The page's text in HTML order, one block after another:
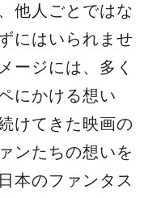
他⼈ごとではな
にはいられませ
ージには、多く
にかける想い
けてきた映画の
ンたちの想いを
本のファンタス